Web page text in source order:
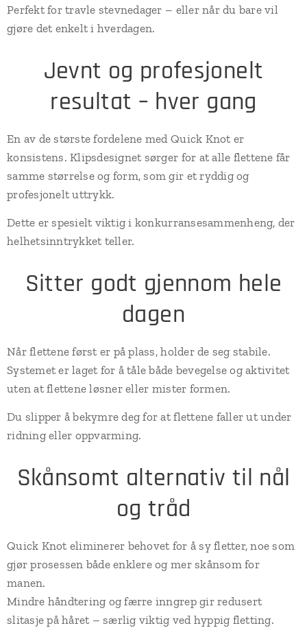
Perfekt for travle stevnedager – eller når du bare vil
gjøre det enkelt i hverdagen.
Jevnt og profesjonelt
resultat – hver gang
En av de største fordelene med Quick Knot er
konsistens. Klipsdesignet sørger for at alle flettene får
samme størrelse og form, som gir et ryddig og
profesjonelt uttrykk.
Dette er spesielt viktig i konkurransesammenheng, der
helhetsinntrykket teller.
Sitter godt gjennom hele
dagen
Når flettene først er på plass, holder de seg stabile.
Systemet er laget for å tåle både bevegelse og aktivitet
uten at flettene løsner eller mister formen.
Du slipper å bekymre deg for at flettene faller ut under
ridning eller oppvarming.
Skånsomt alternativ til nål
og tråd
Quick Knot eliminerer behovet for å sy fletter, noe som
gjør prosessen både enklere og mer skånsom for
manen.
Mindre håndtering og færre inngrep gir redusert
slitasje på håret – særlig viktig ved hyppig fletting.